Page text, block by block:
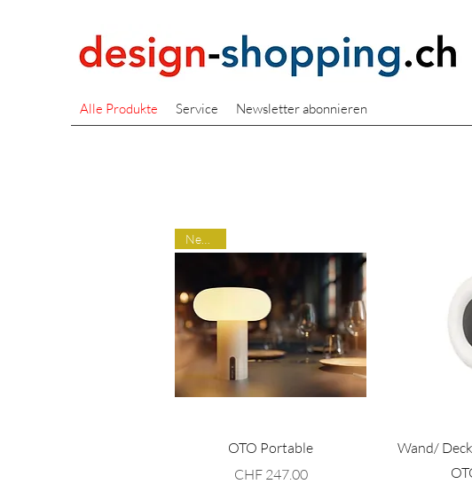
Alle Produkte Service Newsletter abonnieren
Schnellansicht
OTO Portable
Preis
CHF 247.00
Wand/